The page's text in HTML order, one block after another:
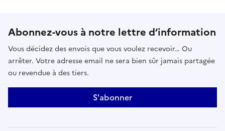
Abonnez-vous à notre lettre d’information
Vous décidez des envois que vous voulez recevoir… Ou
arrêter. Votre adresse email ne sera bien sûr jamais partagée
ou revendue à des tiers.
S'abonner